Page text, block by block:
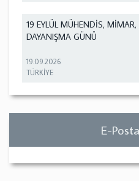
19 EYLÜL MÜHENDİS, MİMAR,
DAYANIŞMA GÜNÜ
19.09.2026
TÜRKİYE
E-